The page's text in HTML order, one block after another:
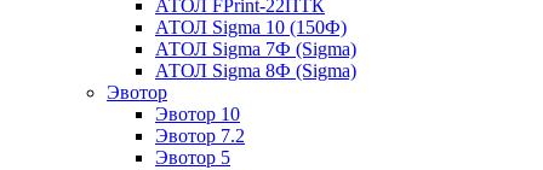
АТОЛ FPrint-22ПТК
АТОЛ Sigma 10 (150Ф)
АТОЛ Sigma 7Ф (Sigma)
АТОЛ Sigma 8Ф (Sigma)
Эвотор
Эвотор 10
Эвотор 7.2
Эвотор 5